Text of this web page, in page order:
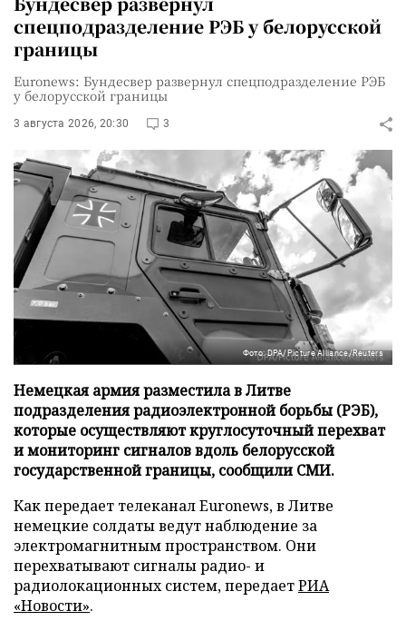
спецподразделение РЭБ у белорусской
границы
Euronews: Бундесвер развернул спецподразделение РЭБ
у белорусской границы
3 августа 2026, 20:30 3
Фото: DPA/Picture Alliance/Reuters
Немецкая армия разместила в Литве
подразделения радиоэлектронной борьбы (РЭБ),
которые осуществляют круглосуточный перехват
и мониторинг сигналов вдоль белорусской
государственной границы, сообщили СМИ.
Как передает телеканал Euronews, в Литве
немецкие солдаты ведут наблюдение за
электромагнитным пространством. Они
перехватывают сигналы радио- и
радиолокационных систем, передаетРИА
«Новости».